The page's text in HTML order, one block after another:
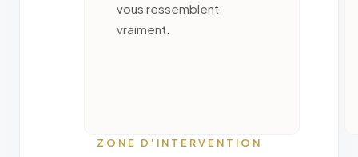
vous ressemblent
vraiment.
ZONE D'INTERVENTION